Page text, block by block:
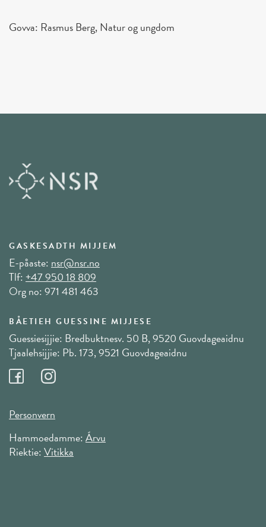
Govva: Rasmus Berg, Natur og ungdom
GASKESADTH MIJJEM
E-påaste: nsr@nsr.no
Tlf:+47 950 18 809
Org no: 971 481 463
BÅETIEH GUESSINE MIJJESE
Guessiesijjie: Bredbuktnesv. 50 B, 9520 Guovdageaidnu
Tjaalehsijjie: Pb. 173, 9521 Guovdageaidnu
Personvern
Hammoedamme:Árvu
Riektie:Vitikka